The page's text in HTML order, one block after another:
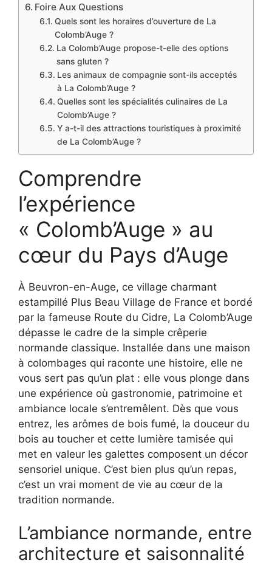
Foire Aux Questions
Quels sont les horaires d’ouverture de La
Colomb’Auge ?
La Colomb’Auge propose-t-elle des options
sans gluten ?
Les animaux de compagnie sont-ils acceptés
à La Colomb’Auge ?
Quelles sont les spécialités culinaires de La
Colomb’Auge ?
Y a-t-il des attractions touristiques à proximité
de La Colomb’Auge ?
Comprendre
l’expérience
« Colomb’Auge » au
cœur du Pays d’Auge
À Beuvron-en-Auge, ce village charmant
estampillé Plus Beau Village de France et bordé
par la fameuse Route du Cidre, La Colomb’Auge
dépasse le cadre de la simple crêperie
normande classique. Installée dans une maison
à colombages qui raconte une histoire, elle ne
vous sert pas qu’un plat : elle vous plonge dans
une expérience où gastronomie, patrimoine et
ambiance locale s’entremêlent. Dès que vous
entrez, les arômes de bois fumé, la douceur du
bois au toucher et cette lumière tamisée qui
met en valeur les galettes composent un décor
sensoriel unique. C’est bien plus qu’un repas,
c’est un vrai moment de vie au cœur de la
tradition normande.
L’ambiance normande, entre
architecture et saisonnalité